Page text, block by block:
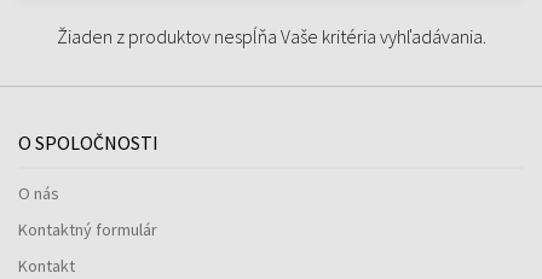
Žiaden z produktov nespĺňa Vaše kritéria vyhľadávania.
O SPOLOČNOSTI
O nás
Kontaktný formulár
Kontakt